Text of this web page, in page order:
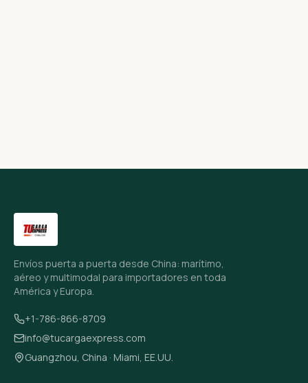
Envíos puerta a puerta desde China: marítimo,
aéreo y multimodal para importadores en toda
América y Europa.
+1-786-866-8709
info@tucargaexpress.com
Guangzhou, China · Miami, EE.UU.